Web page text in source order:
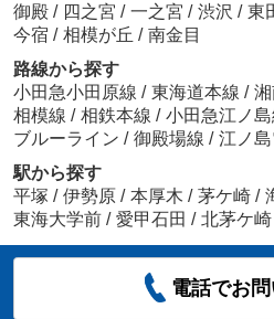
御殿 / 四之宮 / 一之宮 / 渋沢 / 東
今宿 / 相模が丘 / 南金目
路線から探す
小田急小田原線 / 東海道本線 /
相模線 / 相鉄本線 / 小田急江ノ島
ブルーライン / 御殿場線 / 江ノ
駅から探す
平塚 / 伊勢原 / 本厚木 / 茅ケ崎 /
東海大学前 / 愛甲石田 / 北茅ケ崎
電話でお